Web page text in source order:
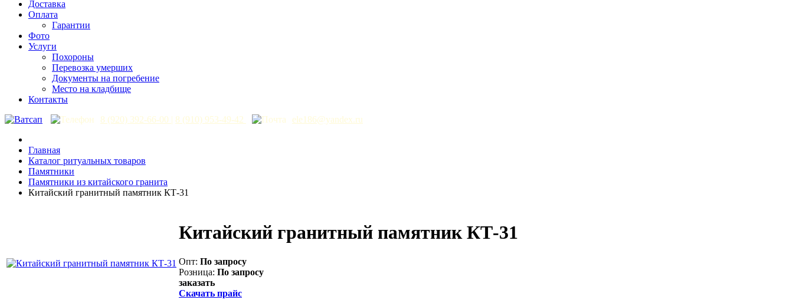
Доставка
Оплата
Гарантии
Фото
Услуги
Похороны
Перевозка умерших
Документы на погребение
Место на кладбище
Контакты
8 (920) 392-66-00 | 8 (910) 953-49-42 ele186@yandex.ru
Главная
Каталог ритуальных товаров
Памятники
Памятники из китайского гранита
Китайский гранитный памятник КТ-31
Китайский гранитный памятник КТ-31
Опт: По запросу
Розница: По запросу
заказать
Скачать прайс